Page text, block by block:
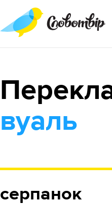
вуаль
серпанок